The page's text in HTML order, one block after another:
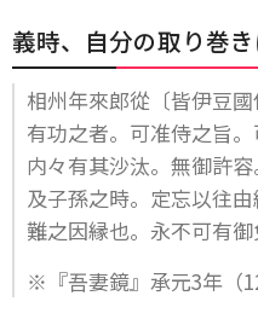
義時、自分の取り巻
相州年來郎從〔皆伊豆
有功之者。可准侍之旨。
内々有其沙汰。無御許
及子孫之時。定忘以往
難之因縁也。永不可有御
※『吾妻鏡』承元3年（